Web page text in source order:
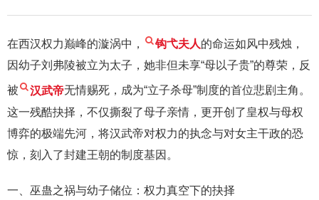
在西汉权力巅峰的漩涡中， 钩弋夫人的命运如风中残烛，
因幼子刘弗陵被立为太子，她非但未享“母以子贵”的尊荣，反
被 汉武帝无情赐死，成为“立子杀母”制度的首位悲剧主角。
这一残酷抉择，不仅撕裂了母子亲情，更开创了皇权与母权
博弈的极端先河，将汉武帝对权力的执念与对女主干政的恐
惊，刻入了封建王朝的制度基因。
一、巫蛊之祸与幼子储位：权力真空下的抉择